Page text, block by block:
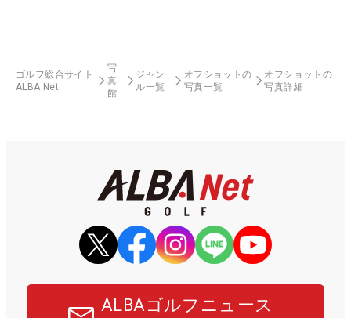
ゴルフ総合サイト
ALBA Net
写
真
館
ジャン
ル一覧
オフショットの
写真一覧
オフショットの
写真詳細
ALBAゴルフニュース